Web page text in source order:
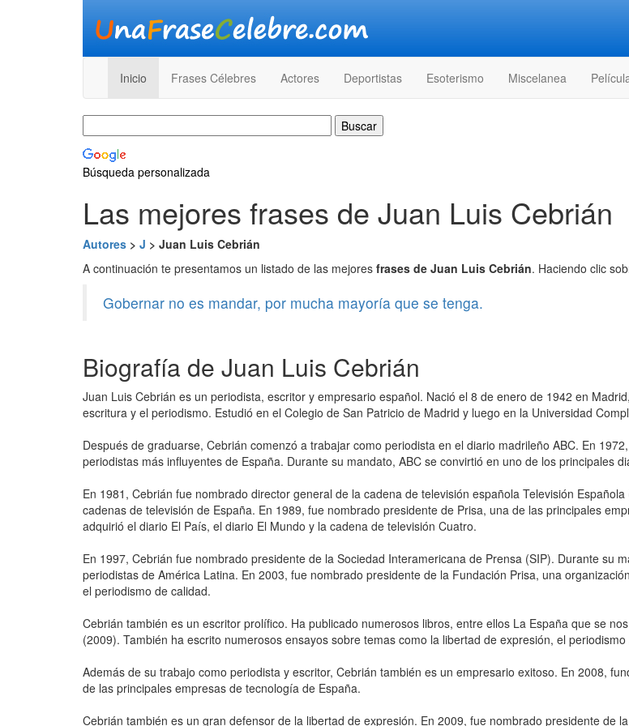
Inicio Frases Célebres Actores Deportistas Esoterismo Miscelanea
Búsqueda personalizada
Las mejores frases de Juan Luis Cebrián
Autores > J > Juan Luis Cebrián
A continuación te presentamos un listado de las mejores frases de Juan Luis Cebrián. Haciendo clic
Gobernar no es mandar, por mucha mayoría que se tenga.
Biografía de Juan Luis Cebrián
Juan Luis Cebrián es un periodista, escritor y empresario español. Nació el 8 de enero de 1942 en
escritura y el periodismo. Estudió en el Colegio de San Patricio de Madrid y luego en la Universidad
Después de graduarse, Cebrián comenzó a trabajar como periodista en el diario madrileño ABC. En
periodistas más influyentes de España. Durante su mandato, ABC se convirtió en uno de los principales
En 1981, Cebrián fue nombrado director general de la cadena de televisión española Televisión
cadenas de televisión de España. En 1989, fue nombrado presidente de Prisa, una de las principales
adquirió el diario El País, el diario El Mundo y la cadena de televisión Cuatro.
En 1997, Cebrián fue nombrado presidente de la Sociedad Interamericana de Prensa (SIP). Durante su
periodistas de América Latina. En 2003, fue nombrado presidente de la Fundación Prisa, una
el periodismo de calidad.
Cebrián también es un escritor prolífico. Ha publicado numerosos libros, entre ellos La España que se
(2009). También ha escrito numerosos ensayos sobre temas como la libertad de expresión, el
Además de su trabajo como periodista y escritor, Cebrián también es un empresario exitoso. En 2008,
de las principales empresas de tecnología de España.
Cebrián también es un gran defensor de la libertad de expresión. En 2009, fue nombrado presidente de